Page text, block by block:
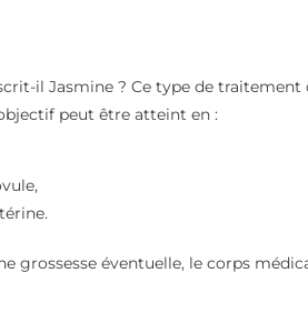
il Jasmine ? Ce type de
peut être atteint en :
grossesse éventuelle, le corps